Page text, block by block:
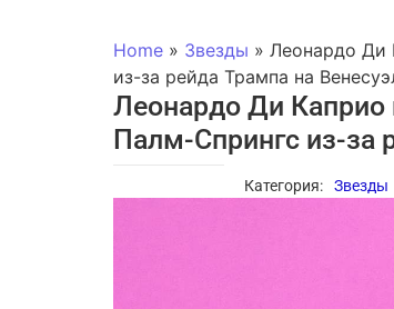
Лана
The
Home » Звезды » Леонардо Ди
из-за рейда Трампа на
Леонардо Ди
Палм-Спрингс из-за
Категория: Звезды